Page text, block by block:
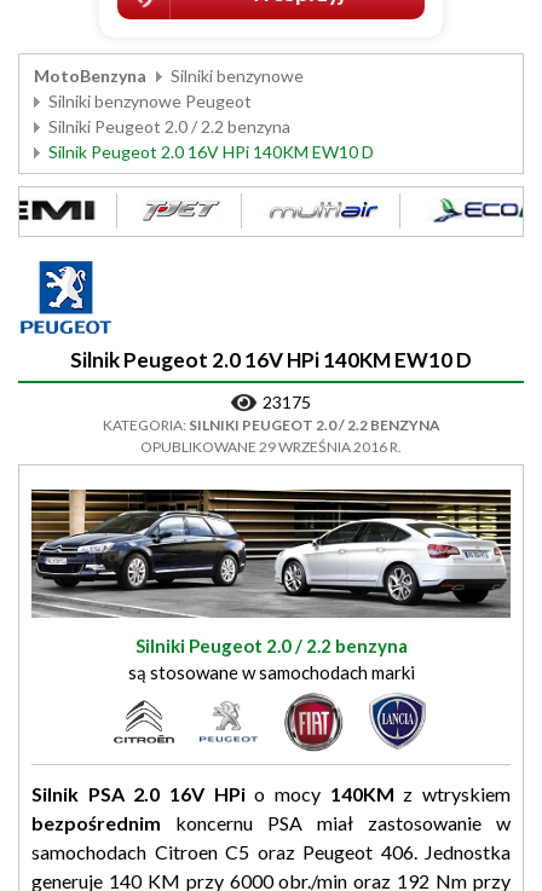
MotoBenzyna
Silniki benzynowe
Silniki benzynowe Peugeot
Silniki Peugeot 2.0 / 2.2 benzyna
Silnik Peugeot 2.0 16V HPi 140KM EW10 D
Silnik Peugeot 2.0 16V HPi 140KM EW10 D
23175
KATEGORIA: SILNIKI PEUGEOT 2.0 / 2.2 BENZYNA
OPUBLIKOWANE 29 WRZEŚNIA 2016 R.
Silniki Peugeot 2.0 / 2.2 benzyna
są stosowane w samochodach marki
Silnik PSA 2.0 16V HPio mocy 140KM z wtryskiem
bezpośrednim koncernu PSA miał zastosowanie w
samochodach Citroen C5 oraz Peugeot 406. Jednostka
generuje 140 KM przy 6000 obr./min oraz 192 Nm przy